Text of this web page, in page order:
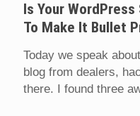
Is Your
To Make It Bullet
Today we speak
blog from dealers,
there. I found three